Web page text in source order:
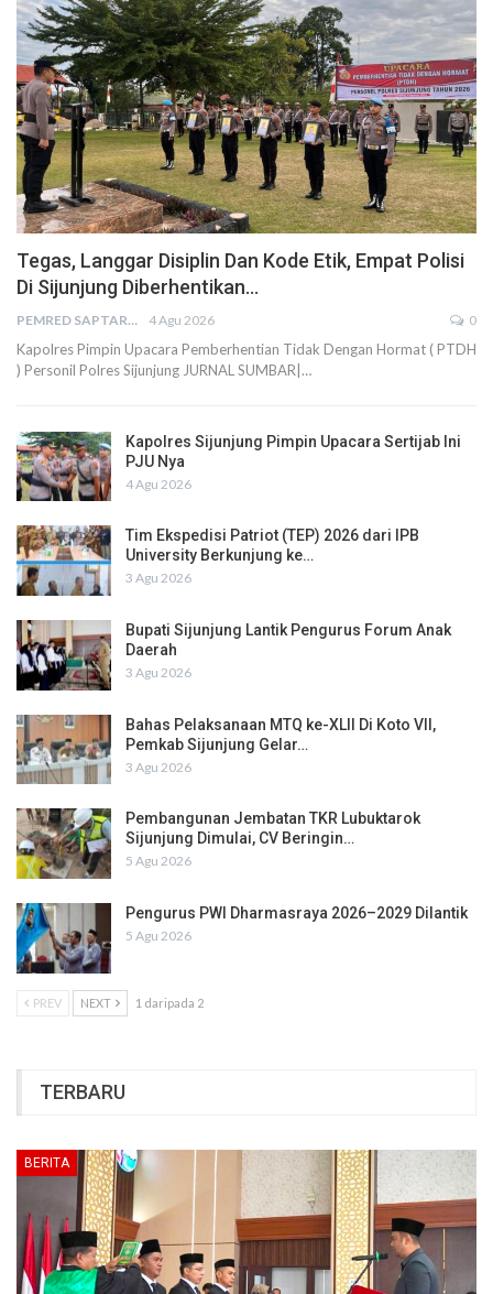
Tegas, Langgar Disiplin Dan Kode Etik, Empat Polisi
Di Sijunjung Diberhentikan…
PEMRED SAPTARIUS 4 Agu 2026 0
Kapolres Pimpin Upacara Pemberhentian Tidak Dengan Hormat ( PTDH
) Personil Polres Sijunjung JURNAL SUMBAR|…
Kapolres Sijunjung Pimpin Upacara Sertijab Ini
PJU Nya
4 Agu 2026
Tim Ekspedisi Patriot (TEP) 2026 dari IPB
University Berkunjung ke…
3 Agu 2026
Bupati Sijunjung Lantik Pengurus Forum Anak
Daerah
3 Agu 2026
Bahas Pelaksanaan MTQ ke-XLII Di Koto VII,
Pemkab Sijunjung Gelar…
3 Agu 2026
Pembangunan Jembatan TKR Lubuktarok
Sijunjung Dimulai, CV Beringin…
5 Agu 2026
Pengurus PWI Dharmasraya 2026–2029 Dilantik
5 Agu 2026
PREV NEXT 1 daripada 2
TERBARU
BERITA